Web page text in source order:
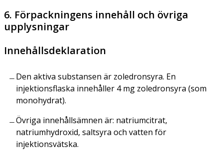
6. Förpackningens innehåll och övriga
upplysningar
Innehållsdeklaration
Den aktiva substansen är zoledronsyra. En
injektionsflaska innehåller 4 mg zoledronsyra (som
monohydrat).
Övriga innehållsämnen är: natriumcitrat,
natriumhydroxid, saltsyra och vatten för
injektionsvätska.